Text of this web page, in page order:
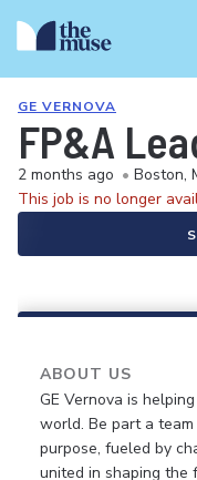
GE VERNOVA
FP&A
2 months ago • Boston,
This job is no longer
ABOUT US
GE Vernova is
world. Be part a
purpose, fueled by
united in shaping the